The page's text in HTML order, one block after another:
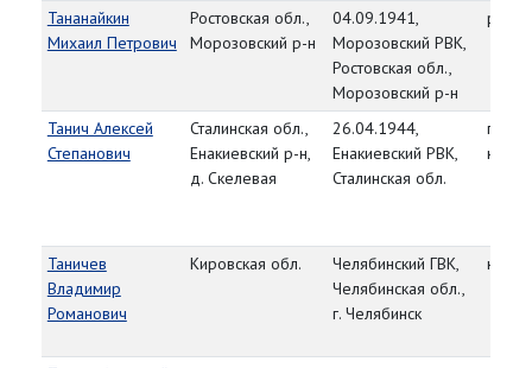
Тананайкин
Михаил Петрович
Ростовская обл.,
Морозовский р-н
04.09.1941,
Морозовский РВК,
Ростовская обл.,
Морозовский р-н
Танич Алексей
Степанович
Сталинская обл.,
Енакиевский р-н,
д. Скелевая
26.04.1944,
Енакиевский РВК,
Сталинская обл.
гв.
Таничев
Владимир
Романович
Кировская обл.
Челябинский ГВК,
Челябинская обл.,
г. Челябинск